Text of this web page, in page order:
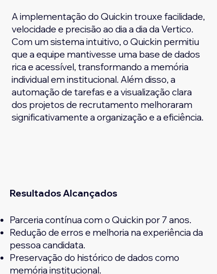
Resultados Alcançados
Parceria contínua com o Quickin por 7 anos.
Redução de erros e melhoria na experiência da
pessoa candidata.
Preservação do histórico de dados como
memória institucional.
A implementação do Quickin trouxe facilidade,
velocidade e precisão ao dia a dia da Vertico.
Com um sistema intuitivo, o Quickin permitiu
que a equipe mantivesse uma base de dados
rica e acessível, transformando a memória
individual em institucional. Além disso, a
automação de tarefas e a visualização clara
dos projetos de recrutamento melhoraram
significativamente a organização e a eficiência.